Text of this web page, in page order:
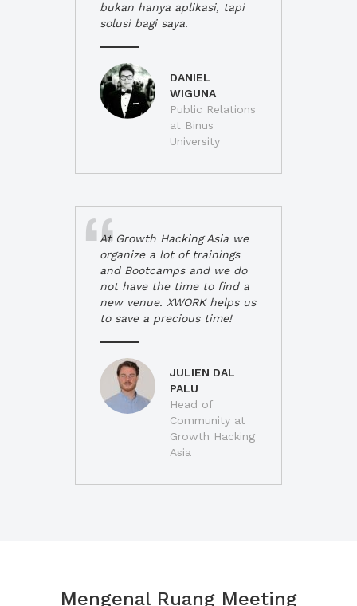
bukan hanya aplikasi, tapi
solusi bagi saya.
DANIEL
WIGUNA
Public Relations
at Binus
University
At Growth Hacking Asia we
organize a lot of trainings
and Bootcamps and we do
not have the time to find a
new venue. XWORK helps us
to save a precious time!
JULIEN DAL
PALU
Head of
Community at
Growth Hacking
Asia
Mengenal Ruang Meeting